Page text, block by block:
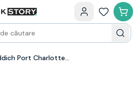
Bruichladdich Port Charlotte 10 ani 0.7L